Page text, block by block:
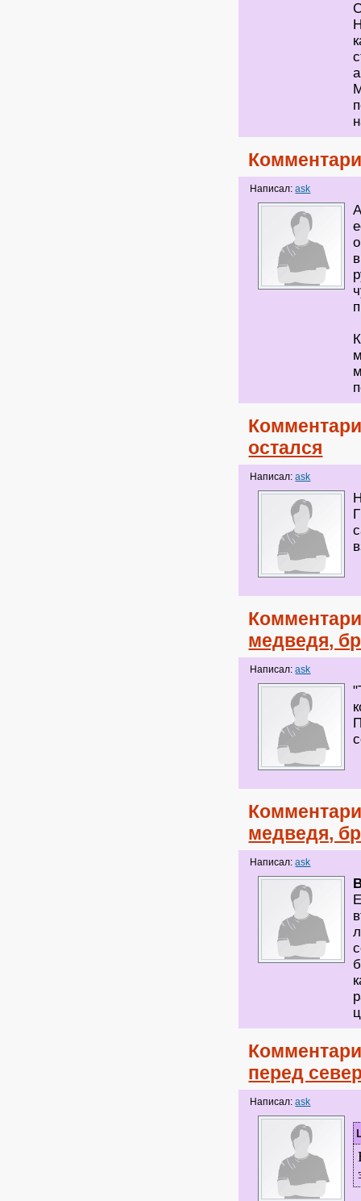
Написал:ask
остался
Написал:ask
медведя,
Написал:ask
медведя,
Написал:ask
перед
Написал:ask